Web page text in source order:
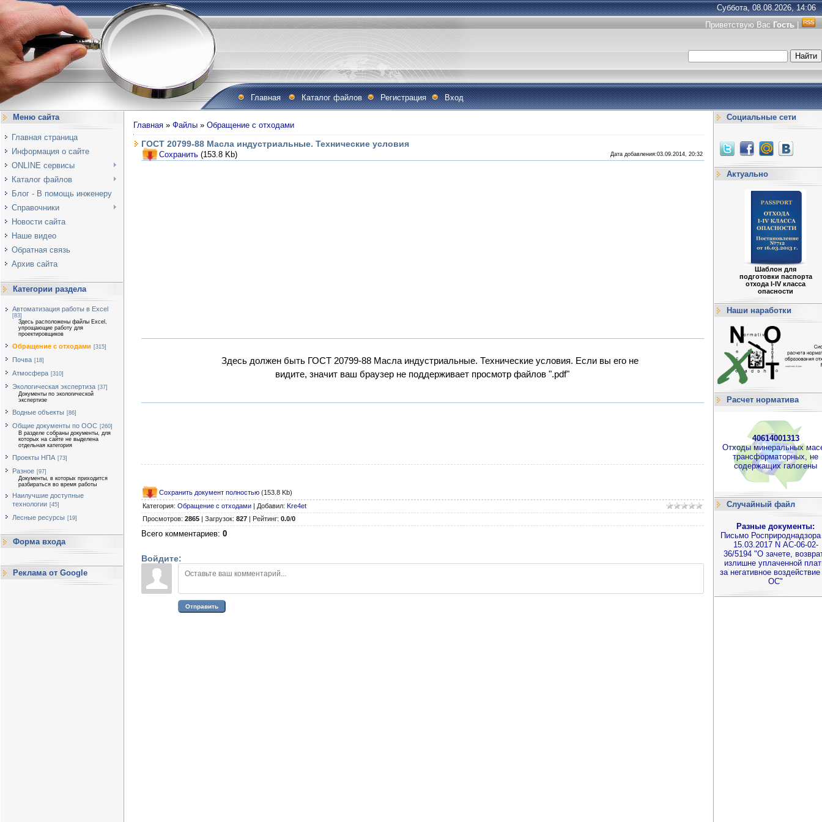
Суббота, 08.08.2026, 14:06
Приветствую Вас Гость
Главная Каталог файлов Регистрация Вход
Меню сайта
Главная страница
Информация о сайте
ONLINE сервисы
Каталог файлов
Блог - В помощь инженеру
Справочники
Новости сайта
Наше видео
Обратная связь
Архив сайта
Категории раздела
Автоматизация работы в Excel
[83]
Здесь расположены файлы Excel,
упрощающие работу для
проектировщиков
Обращение с отходами [315]
Почва [18]
Атмосфера [310]
Экологическая экспертиза [37]
Документы по экологической
экспертизе
Водные объекты [86]
Общие документы по ООС [260]
В разделе собраны документы, для
которых на сайте не выделена
отдельная категория
Проекты НПА [73]
Разное [97]
Документы, в которых приходится
разбираться во время работы
Наилучшие доступные
технологии [45]
Лесные ресурсы [19]
Форма входа
Реклама от Google
Главная » Файлы » Обращение с отходами
ГОСТ 20799-88 Масла индустриальные. Технические условия
Сохранить (153.8 Kb) Дата добавления:03.09.2014, 20:32
Здесь должен быть ГОСТ 20799-88 Масла индустриальные. Технические условия. Если вы его не
видите, значит ваш браузер не поддерживает просмотр файлов ".pdf"
Сохранить документ полностью (153.8 Kb)
Категория: Обращение с отходами Добавил: Kre4et
Просмотров: 2865 Загрузок: 827 Рейтинг: 0.0/0
Всего комментариев: 0
Войдите:
Отправить
Социальные сети
Актуально
Шаблон для
подготовки паспорта
отхода I-IV класса
опасности
Наши наработки
Расчет норматива
40614001313
Отходы минеральных
трансформаторных, не
содержащих галогены
Случайный файл
Разные документы:
Письмо Росприроднадзора
15.03.2017 N АС-06-02-
36/5194 "О зачете,
излишне уплаченной
за негативное
ОС"